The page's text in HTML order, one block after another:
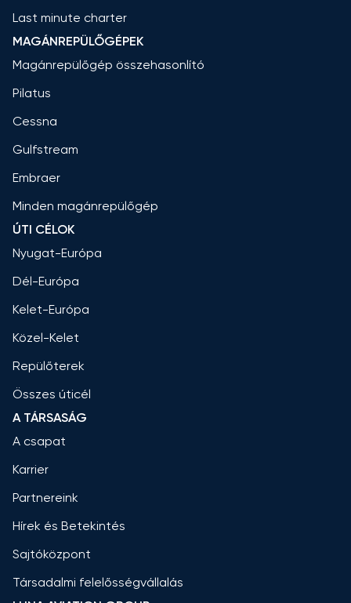
Last minute charter
MAGÁNREPÜLŐGÉPEK
Magánrepülőgép összehasonlító
Pilatus
Cessna
Gulfstream
Embraer
Minden magánrepülőgép
ÚTI CÉLOK
Nyugat-Európa
Dél-Európa
Kelet-Európa
Közel-Kelet
Repülőterek
Összes úticél
A TÁRSASÁG
A csapat
Karrier
Partnereink
Hírek és Betekintés
Sajtóközpont
Társadalmi felelősségvállalás